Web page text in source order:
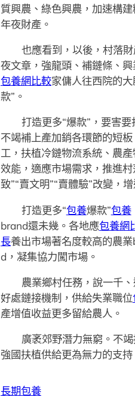
質興農、綠色興農，加速構
年夜財產。
也應看到，以後，村落
夜文章，強龍頭、補鏈條、興
包養網比較家傭人往西院的
款”。
打造更多“爆款”，要害
不竭補上產加銷各環節的短
工，扶植冷鏈物流系統、農
效能，適應市場需求，推進村
致”“賣文明”“賣體驗”改變，
打造更多“包養爆款”包養
brand還未幾。各地應包養網
長養出市場著名度較高的農
d，凝集協力闖市場。
農業鄉村任務，說一千
好處鏈接機制，供給失業職位
產增值收益更多留給農人。
廣袤郊野潛力無窮。不
強國扶植供給更為無力的支持
長期包養